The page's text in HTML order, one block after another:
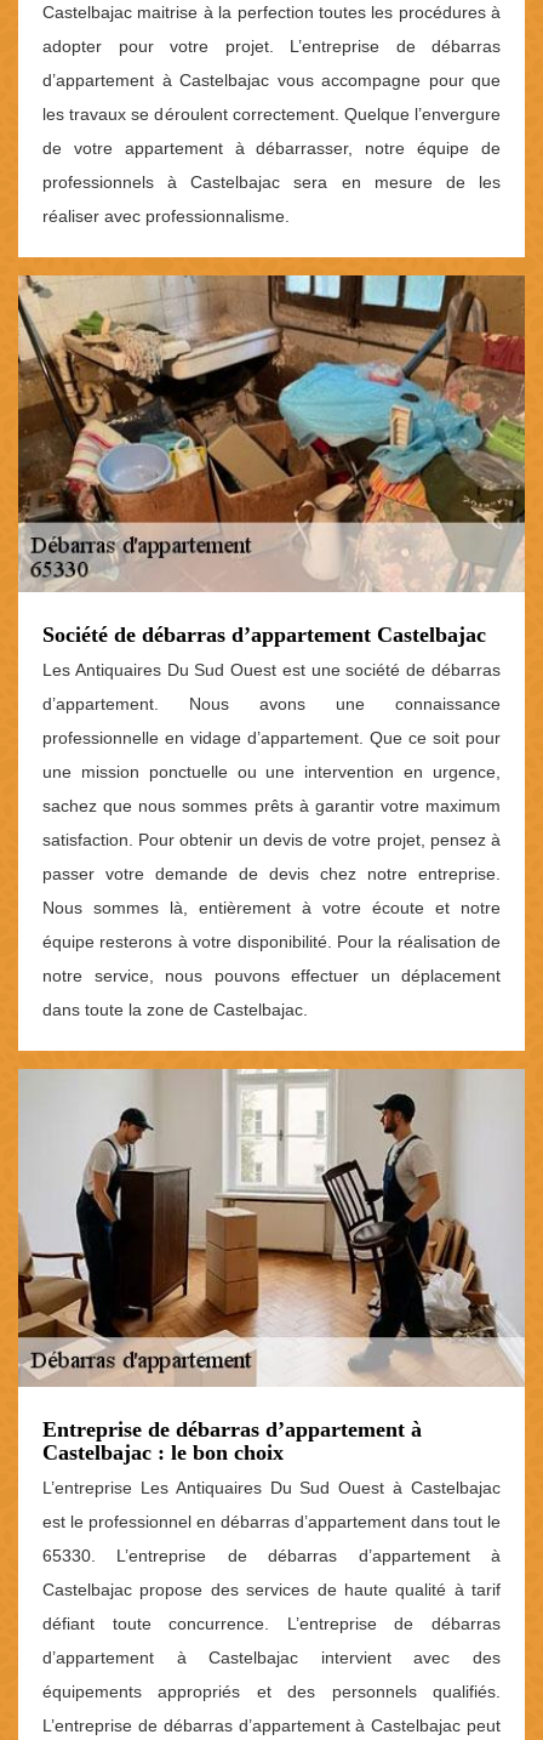
Castelbajac maitrise à la perfection toutes les procédures à
adopter pour votre projet. L’entreprise de débarras
d’appartement à Castelbajac vous accompagne pour que
les travaux se déroulent correctement. Quelque l’envergure
de votre appartement à débarrasser, notre équipe de
professionnels à Castelbajac sera en mesure de les
réaliser avec professionnalisme.
Société de débarras d’appartement Castelbajac
Les Antiquaires Du Sud Ouest est une société de débarras
d’appartement. Nous avons une connaissance
professionnelle en vidage d’appartement. Que ce soit pour
une mission ponctuelle ou une intervention en urgence,
sachez que nous sommes prêts à garantir votre maximum
satisfaction. Pour obtenir un devis de votre projet, pensez à
passer votre demande de devis chez notre entreprise.
Nous sommes là, entièrement à votre écoute et notre
équipe resterons à votre disponibilité. Pour la réalisation de
notre service, nous pouvons effectuer un déplacement
dans toute la zone de Castelbajac.
Entreprise de débarras d’appartement à
Castelbajac : le bon choix
L’entreprise Les Antiquaires Du Sud Ouest à Castelbajac
est le professionnel en débarras d’appartement dans tout le
65330. L’entreprise de débarras d’appartement à
Castelbajac propose des services de haute qualité à tarif
défiant toute concurrence. L’entreprise de débarras
d’appartement à Castelbajac intervient avec des
équipements appropriés et des personnels qualifiés.
L’entreprise de débarras d’appartement à Castelbajac peut